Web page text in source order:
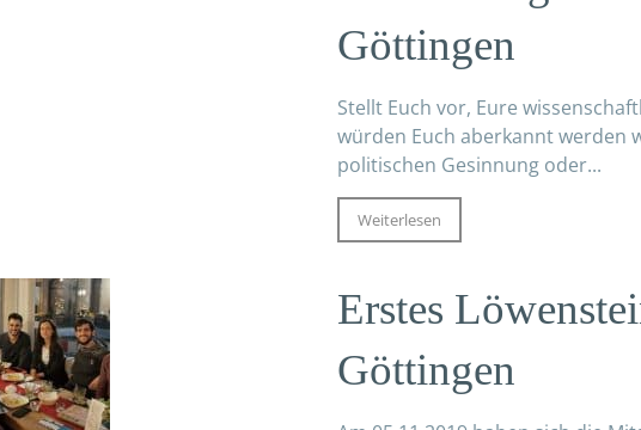
Göttingen
Stellt Euch vor, Eure
würden Euch aberkannt werden
politischen Gesinnung oder...
Weiterlesen
Erstes
Göttingen